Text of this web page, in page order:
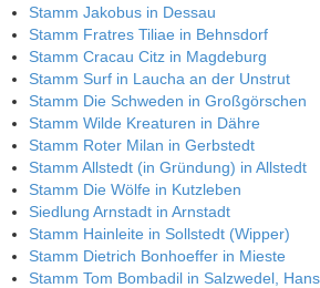
Stamm Jakobus in Dessau
Stamm Fratres Tiliae in Behnsdorf
Stamm Cracau Citz in Magdeburg
Stamm Surf in Laucha an der Unstrut
Stamm Die Schweden in Großgörschen
Stamm Wilde Kreaturen in Dähre
Stamm Roter Milan in Gerbstedt
Stamm Allstedt (in Gründung) in Allstedt
Stamm Die Wölfe in Kutzleben
Siedlung Arnstadt in Arnstadt
Stamm Hainleite in Sollstedt (Wipper)
Stamm Dietrich Bonhoeffer in Mieste
Stamm Tom Bombadil in Salzwedel,